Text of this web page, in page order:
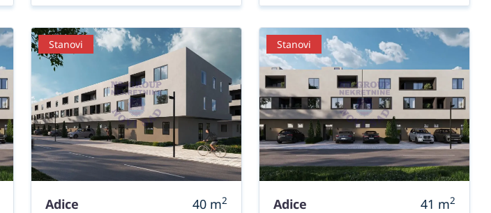
Stanovi
Adice 40 m2
Stanovi
Adice 41 m2